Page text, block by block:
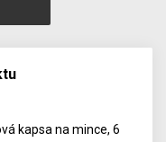
kapsa na mince, 6